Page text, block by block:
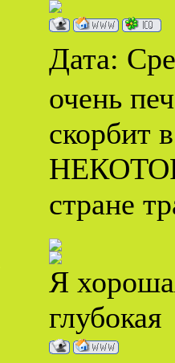
Дата:
очень
скорбит
стране
Я
глубокая